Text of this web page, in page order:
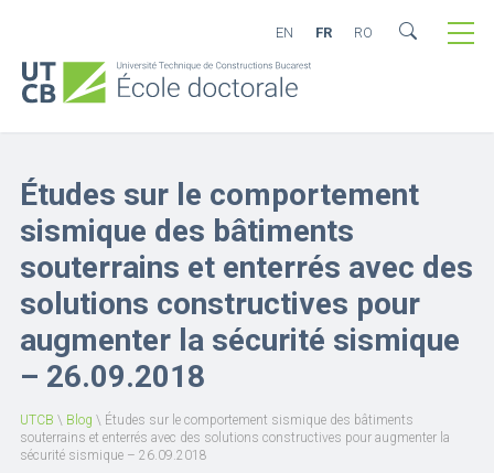
EN FR RO
Études sur le comportement
sismique des bâtiments
souterrains et enterrés avec des
solutions constructives pour
augmenter la sécurité sismique
– 26.09.2018
UTCB \ Blog \ Études sur le comportement sismique des bâtiments
souterrains et enterrés avec des solutions constructives pour augmenter la
sécurité sismique – 26.09.2018